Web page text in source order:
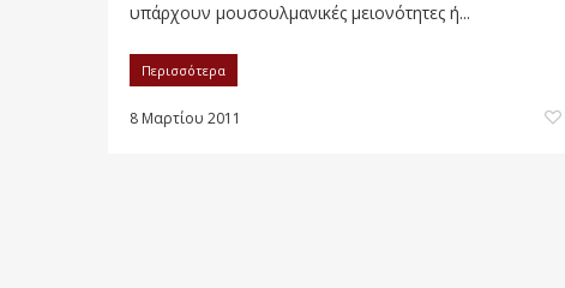
υπάρχουν μουσουλμανικές μειονότητες ή...
Περισσότερα
8 Μαρτίου 2011